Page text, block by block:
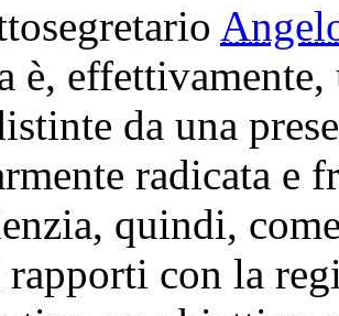
è,
da una
radicata e
quindi, come
con la